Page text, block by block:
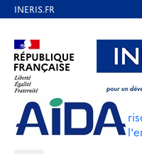
contenu
principal
Aller au contenu
Aller au pied de page